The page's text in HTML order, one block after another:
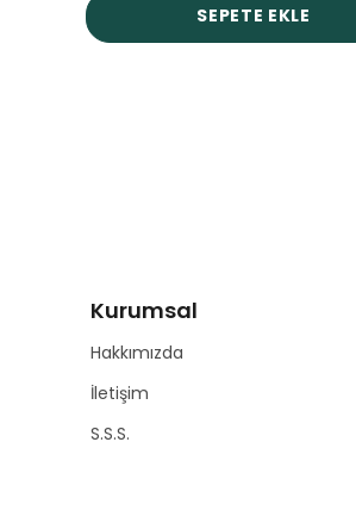
SEPETE EKLE
Kurumsal
Hakkımızda
İletişim
S.S.S.